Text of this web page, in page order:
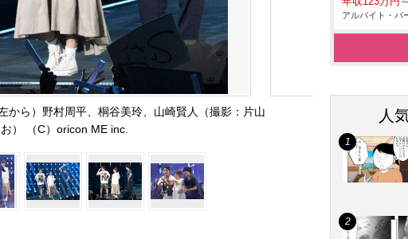
から）野村周平、桐谷美玲、山崎賢人（撮影：片山
） （C）oricon ME inc.
アルバイト・パ
人